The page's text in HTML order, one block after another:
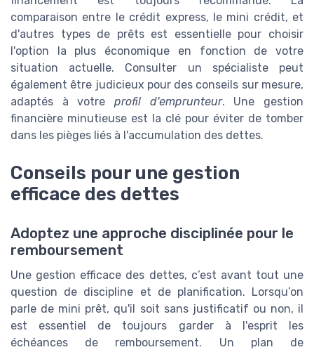
comparaison entre le crédit express, le mini crédit, et
d'autres types de prêts est essentielle pour choisir
l'option la plus économique en fonction de votre
situation actuelle. Consulter un spécialiste peut
également être judicieux pour des conseils sur mesure,
adaptés à votre profil d'emprunteur. Une gestion
financière minutieuse est la clé pour éviter de tomber
dans les pièges liés à l'accumulation des dettes.
Conseils pour une gestion
efficace des dettes
Adoptez une approche disciplinée pour le
remboursement
Une gestion efficace des dettes, c’est avant tout une
question de discipline et de planification. Lorsqu’on
parle de mini prêt, qu'il soit sans justificatif ou non, il
est essentiel de toujours garder à l'esprit les
échéances de remboursement. Un plan de